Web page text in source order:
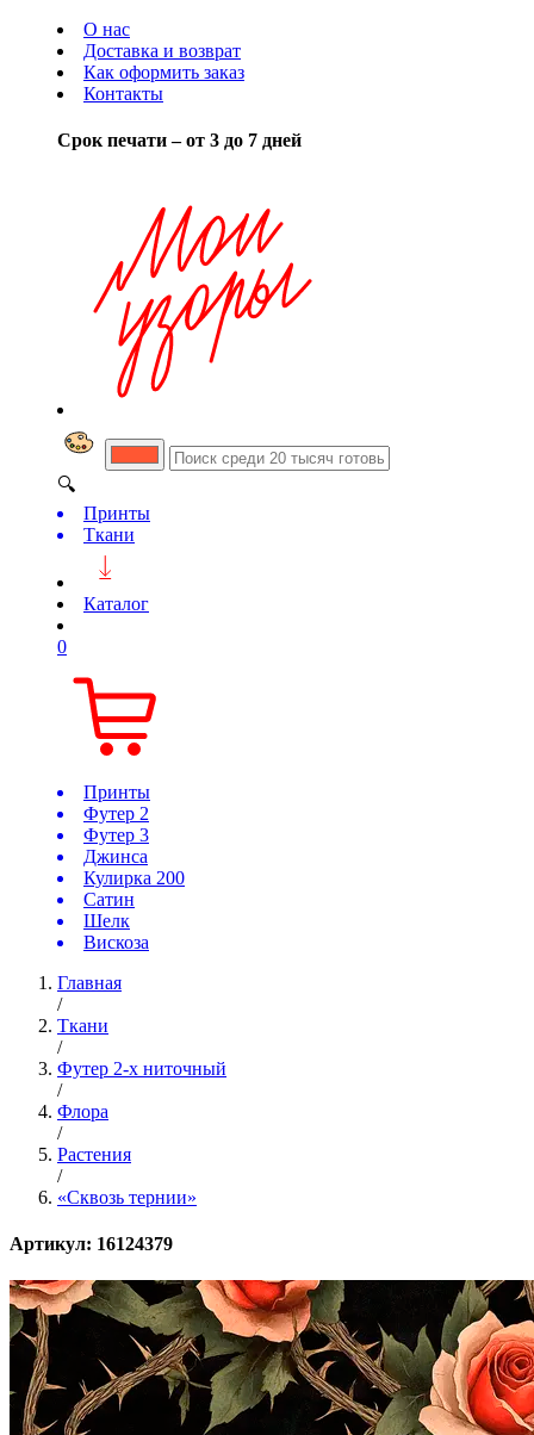
О нас
Доставка и возврат
Как оформить заказ
Контакты
Срок печати – от 3 до 7 дней
🔍
Принты
Ткани
Каталог
0
Принты
Футер 2
Футер 3
Джинса
Кулирка 200
Сатин
Шелк
Вискоза
Главная
/
Ткани
/
Футер 2-х ниточный
/
Флора
/
Растения
/
«Сквозь тернии»
Артикул: 16124379